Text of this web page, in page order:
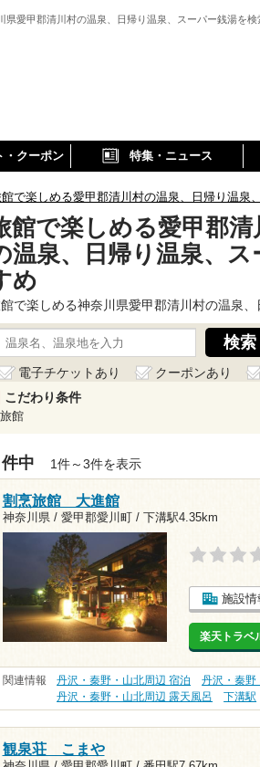
県愛甲郡清川村の温泉、日帰り温泉、スーパー銭湯を検
・クーポン 特集・ニュース
で楽しめる愛甲郡清川村の温泉、日帰り温泉
館で楽しめる愛甲郡清
温泉、日帰り温泉、
め
で楽しめる神奈川県愛甲郡清川村の温泉
電子チケットあり クーポンあり
こだわり条件
旅館
中 1件～3件を表示
割烹旅館 大進館
神奈川県 / 愛甲郡愛川町 / 下溝駅4.35km
施設情
楽天トラベ
関連情報 丹沢・秦野・山北周辺 宿泊 丹沢・秦野
丹沢・秦野・山北周辺 露天風呂
下溝駅
観泉荘 こまや